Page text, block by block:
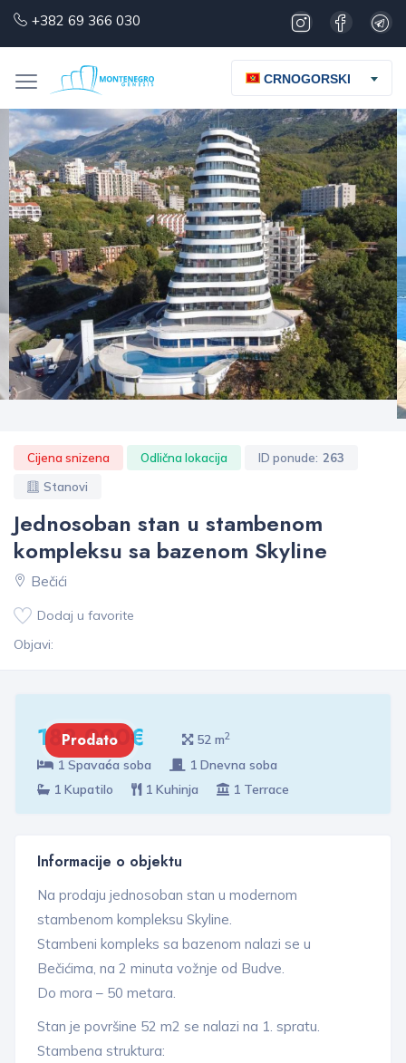
+382 69 366 030
CRNOGORSKI
Cijena snizena Odlična lokacija ID ponude: 263
Stanovi
Jednosoban stan u stambenom
kompleksu sa bazenom Skyline
Bečići
Dodaj u favorite
Objavi:
182 000€
Prodato 52 m2
1 Spavaća soba
1 Dnevna soba
1 Kupatilo
1 Kuhinja 1 Terrace
Informacije o objektu
Na prodaju jednosoban stan u modernom
stambenom kompleksu Skyline.
Stambeni kompleks sa bazenom nalazi se u
Bečićima, na 2 minuta vožnje od Budve.
Do mora – 50 metara.
Stan je površine 52 m2 se nalazi na 1. spratu.
Stambena struktura: